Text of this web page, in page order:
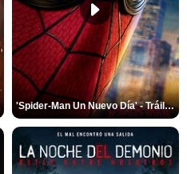
'Spider-Man Un Nuevo Día' - Tráiler oficial subtitulado